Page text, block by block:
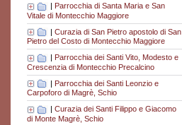
| Parrocchia di Santa Maria e San
Vitale di Montecchio Maggiore
| Curazia di San Pietro apostolo di San
Pietro del Costo di Montecchio Maggiore
| Parrocchia dei Santi Vito, Modesto e
Crescenzia di Montecchio Precalcino
| Parrocchia dei Santi Leonzio e
Carpoforo di Magrè, Schio
| Curazia dei Santi Filippo e Giacomo
di Monte Magrè, Schio